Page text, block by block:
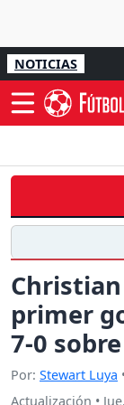
NOTICIAS
primer
7-0
Por: Stewart Luya
Actualización •